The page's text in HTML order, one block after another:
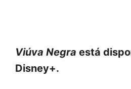
Viúva Negra está
Disney+.